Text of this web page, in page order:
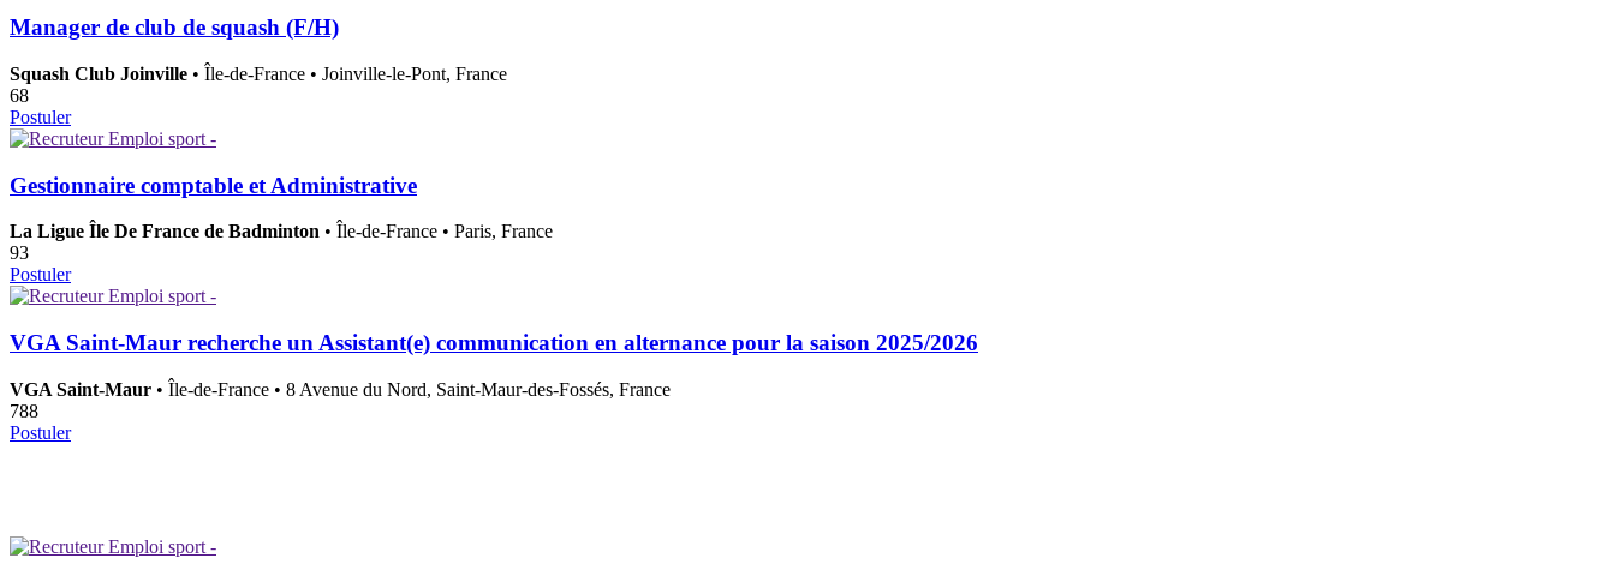
Manager de club de squash (F/H)
Squash Club Joinville • Île-de-France • Joinville-le-Pont, France
68
Postuler
Gestionnaire comptable et Administrative
La Ligue Île De France de Badminton • Île-de-France • Paris, France
93
Postuler
VGA Saint-Maur recherche un Assistant(e) communication en alternance pour la saison 2025/2026
VGA Saint-Maur • Île-de-France • 8 Avenue du Nord, Saint-Maur-des-Fossés, France
788
Postuler